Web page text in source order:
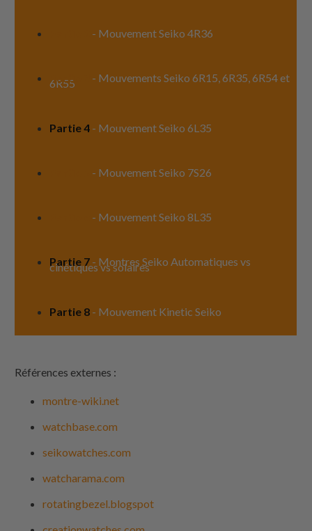
- Mouvement Seiko 4R36
Partie 3 - Mouvements Seiko 6R15, 6R35, 6R54 et
6R55
Partie 4 - Mouvement Seiko 6L35
- Mouvement Seiko 7S26
- Mouvement Seiko 8L35
Partie 7 - Montres Seiko Automatiques vs
cinétiques vs solaires
Partie 8 - Mouvement Kinetic Seiko
Références externes :
montre-wiki.net
watchbase.com
seikowatches.com
watcharama.com
rotatingbezel.blogspot